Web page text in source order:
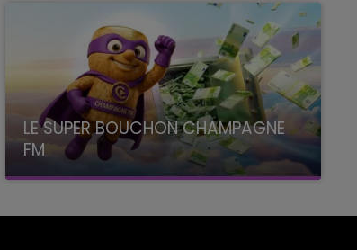
LE SUPER BOUCHON CHAMPAGNE
FM
avec La Famille Champagne FM, à 8H10